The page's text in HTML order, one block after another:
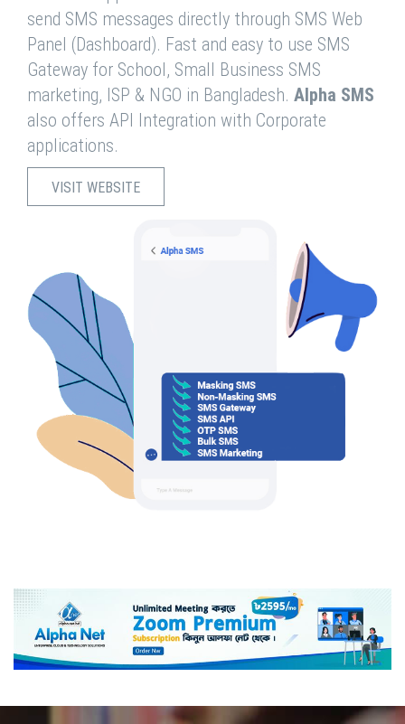
send SMS messages directly through SMS Web
Panel (Dashboard). Fast and easy to use SMS
Gateway for School, Small Business SMS
marketing, ISP & NGO in Bangladesh. Alpha SMS
also offers API Integration with Corporate
applications.
VISIT WEBSITE